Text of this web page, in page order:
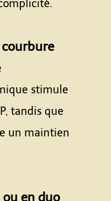
stimule
tandis que
un maintien
en duo